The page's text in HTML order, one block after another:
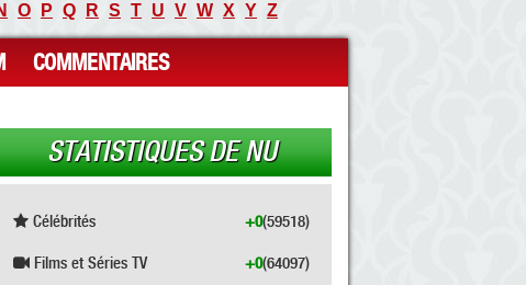
O P Q R S T U V W X Y Z
COMMENTAIRES
STATISTIQUES DE NU
Célébrités (59518)
+0
Films et Séries TV (64097)
+0